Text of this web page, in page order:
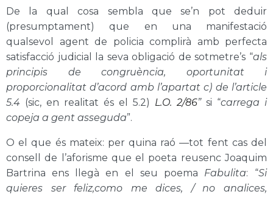
De la qual cosa sembla que se’n pot deduir
(presumptament) que en una manifestació
qualsevol agent de policia complirà amb perfecta
satisfacció judicial la seva obligació de sotmetre’s “als
principis de congruència, oportunitat i
proporcionalitat d’acord amb l’apartat c) de l’article
5.4 (sic, en realitat és el 5.2) L.O. 2/86”si “carrega i
copeja a gent asseguda”.
O el que és mateix: per quina raó —tot fent cas del
consell de l’aforisme que el poeta reusenc Joaquim
Bartrina ens llegà en el seu poema Fabulita: “Si
quieres ser feliz,como me dices, / no analices,